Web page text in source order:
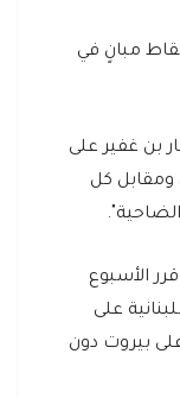
مبانٍ في
بن غفير على
كل
الأسبوع
على
بيروت دون